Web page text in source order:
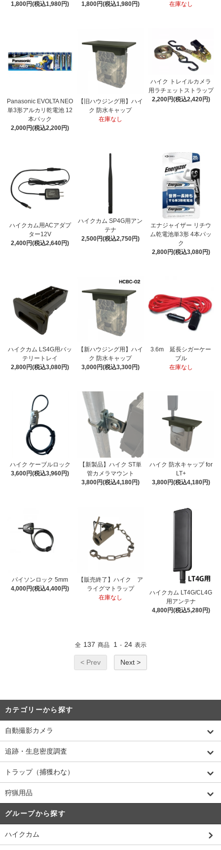
1,800円(税込1,980円)
1,800円(税込1,980円)
在庫なし
Panasonic EVOLTA NEO
単3形アルカリ乾電池 12
本パック
2,000円(税込2,200円)
【旧ハウジング用】ハイ
ク 防水キャップ
在庫なし
ハイク トレイルカメラ
用ラチェットストラップ
2,200円(税込2,420円)
ハイクカム用ACアダプ
ター12V
2,400円(税込2,640円)
ハイクカム SP4G用アン
テナ
2,500円(税込2,750円)
エナジャイザー リチウ
ム乾電池単3形 4本パッ
ク
2,800円(税込3,080円)
ハイクカム LS4G用バッ
テリートレイ
2,800円(税込3,080円)
【新ハウジング用】ハイ
ク 防水キャップ
3,000円(税込3,300円)
3.6m 延長シガーケー
ブル
在庫なし
ハイク ケーブルロック
3,600円(税込3,960円)
【新製品】ハイク ST単
管カメラマウント
3,800円(税込4,180円)
ハイク 防水キャップ for
LT+
3,800円(税込4,180円)
パイソンロック 5mm
4,000円(税込4,400円)
【販売終了】ハイク ア
ライグマトラップ
在庫なし
ハイクカム LT4G/CL4G
用アンテナ
4,800円(税込5,280円)
全 137 商品 1 - 24 表示
< Prev Next >
カテゴリーから探す
自動撮影カメラ
追跡・生息密度調査
トラップ（捕獲わな）
狩猟用品
グループから探す
ハイクカム